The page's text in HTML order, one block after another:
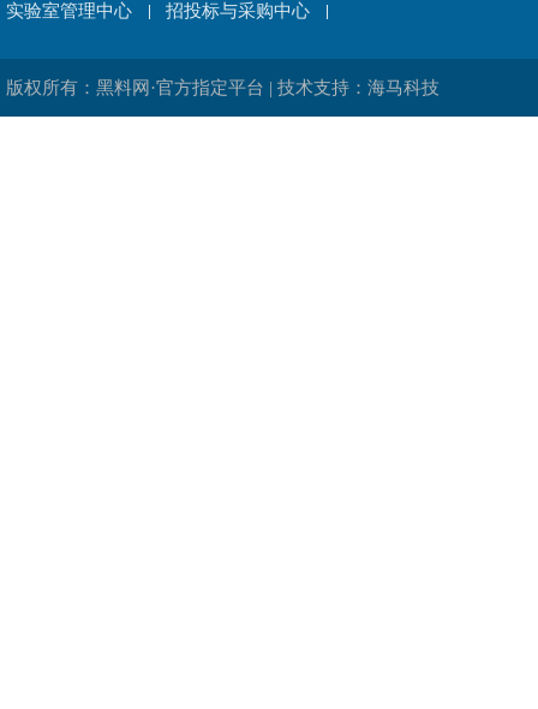
实验室管理中心
招投标与采购中心
版权所有：黑料网·官方指定平台 | 技术支持：海马科技